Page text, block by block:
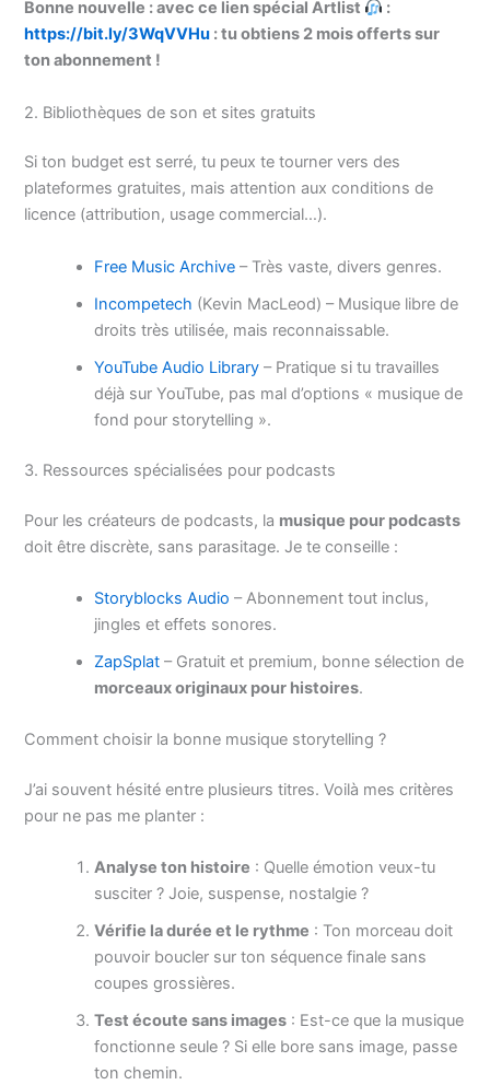
Bonne nouvelle : avec ce lien spécial Artlist
:
https://bit.ly/3WqVVHu : tu obtiens 2 mois offerts sur
ton abonnement !
2. Bibliothèques de son et sites gratuits
Si ton budget est serré, tu peux te tourner vers des
plateformes gratuites, mais attention aux conditions de
licence (attribution, usage commercial…).
Free Music Archive – Très vaste, divers genres.
Incompetech (Kevin MacLeod) – Musique libre de
droits très utilisée, mais reconnaissable.
YouTube Audio Library – Pratique si tu travailles
déjà sur YouTube, pas mal d’options « musique de
fond pour storytelling ».
3. Ressources spécialisées pour podcasts
Pour les créateurs de podcasts, la musique pour podcasts
doit être discrète, sans parasitage. Je te conseille :
Storyblocks Audio – Abonnement tout inclus,
jingles et effets sonores.
ZapSplat – Gratuit et premium, bonne sélection de
morceaux originaux pour histoires.
Comment choisir la bonne musique storytelling ?
J’ai souvent hésité entre plusieurs titres. Voilà mes critères
pour ne pas me planter :
Analyse ton histoire : Quelle émotion veux-tu
susciter ? Joie, suspense, nostalgie ?
Vérifie la durée et le rythme : Ton morceau doit
pouvoir boucler sur ton séquence finale sans
coupes grossières.
Test écoute sans images : Est-ce que la musique
fonctionne seule ? Si elle bore sans image, passe
ton chemin.